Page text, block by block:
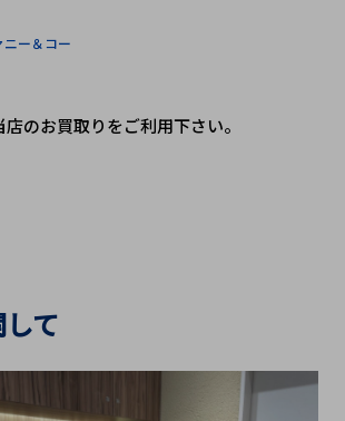
ー＆コー
のお買取りをご利用下さい。
て